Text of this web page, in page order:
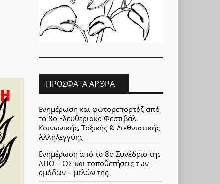
ΠΡΌΣΦΑΤΑ ΆΡΘΡΑ
Ενημέρωση και φωτορεπορτάζ από
το 8ο Ελευθεριακό Φεστιβάλ
Κοινωνικής, Ταξικής & Διεθνιστικής
Αλληλεγγύης
Ενημέρωση από το 8ο Συνέδριο της
ΑΠΟ – ΟΣ και τοποθετήσεις των
ομάδων – μελών της